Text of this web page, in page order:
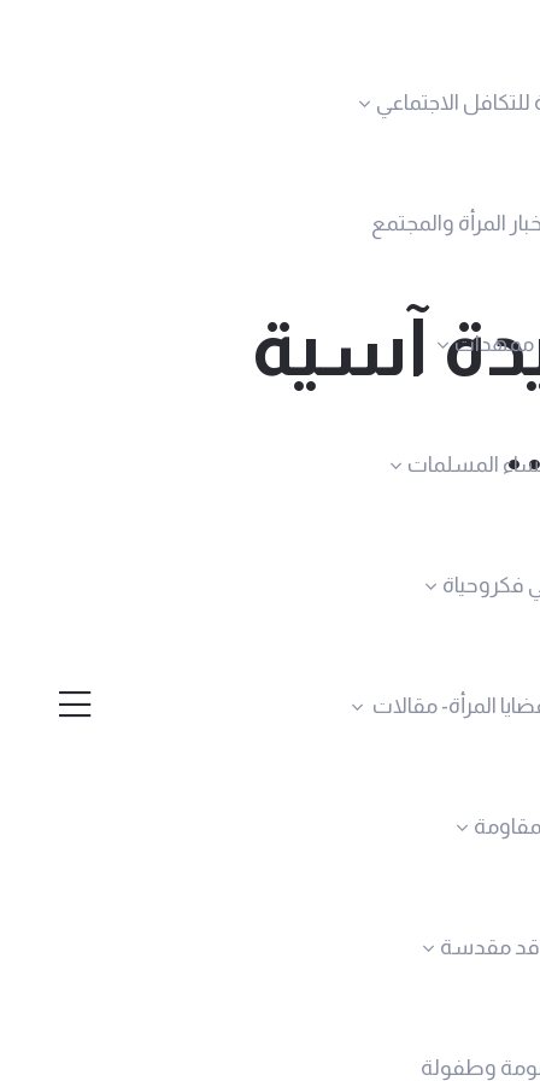
للتكافل الاجتماعي
أخبار المرأة والمجتمع
ممهدات
المسلمات
فكروحياة
المرأة- مقالات
مقدسة
وطفولة
آسية